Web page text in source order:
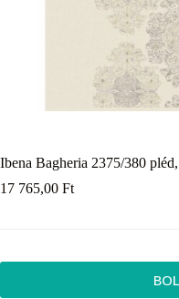
Ibena Bagheria 2375/380
17 765,00 Ft